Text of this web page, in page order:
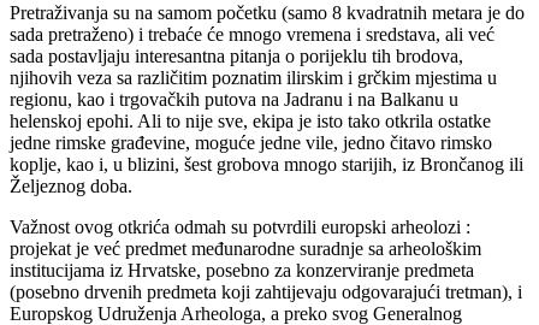
Pretraživanja su na samom početku (samo 8 kvadratnih metara je do
sada pretraženo) i trebaće će mnogo vremena i sredstava, ali već
sada postavljaju interesantna pitanja o porijeklu tih brodova,
njihovih veza sa različitim poznatim ilirskim i grčkim mjestima u
regionu, kao i trgovačkih putova na Jadranu i na Balkanu u
helenskoj epohi. Ali to nije sve, ekipa je isto tako otkrila ostatke
jedne rimske građevine, moguće jedne vile, jedno čitavo rimsko
koplje, kao i, u blizini, šest grobova mnogo starijih, iz Brončanog ili
Željeznog doba.
Važnost ovog otkrića odmah su potvrdili europski arheolozi :
projekat je već predmet međunarodne suradnje sa arheološkim
institucijama iz Hrvatske, posebno za konzerviranje predmeta
(posebno drvenih predmeta koji zahtijevaju odgovarajući tretman), i
Europskog Udruženja Arheologa, a preko svog Generalnog